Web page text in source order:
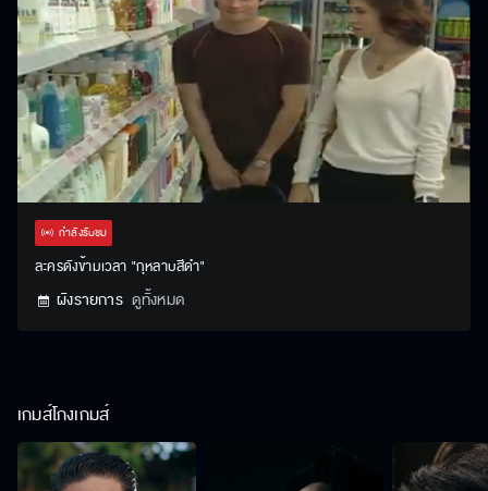
UnmuteStream Settings
กำลังรับชม
ละครดังข้ามเวลา "กุหลาบสีดำ"
ผังรายการ ดูทั้งหมด
เกมส์โกงเกมส์